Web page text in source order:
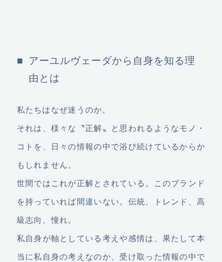
アーユルヴェーダから自身を知る理
由とは
私たちはなぜ迷うのか。
それは、様々な〝正解〟と思われるようなモノ・
コトを、日々の情報の中で浴び続けているからか
もしれません。
世間ではこれが正解とされている。このブランド
を持っていれば間違いない。伝統、トレンド、高
級志向、憧れ。
私自身が軸としている考えや感情は、果たして本
当に私自身の考えなのか、受け取った情報の中で